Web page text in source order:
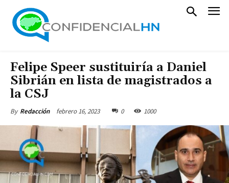
Felipe Speer sustituiría a Daniel
Sibrián en lista de magistrados a
la CSJ
By Redacción febrero 16, 2023 0 1000